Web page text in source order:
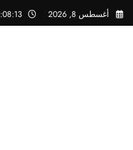
التجاوز
إلى
أغسطس 8, 2026 PM